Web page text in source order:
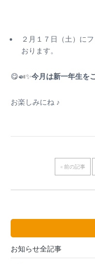
２月１７日（土）に
おります。
😋🍛✨今月は新一年生を
お楽しみにね ♪
« 前の記事
お知らせ全記事